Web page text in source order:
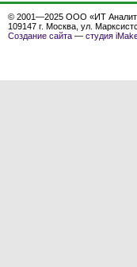
© 2001—2025 ООО «ИТ
109147 г. Москва, ул.
Создание сайта — студия